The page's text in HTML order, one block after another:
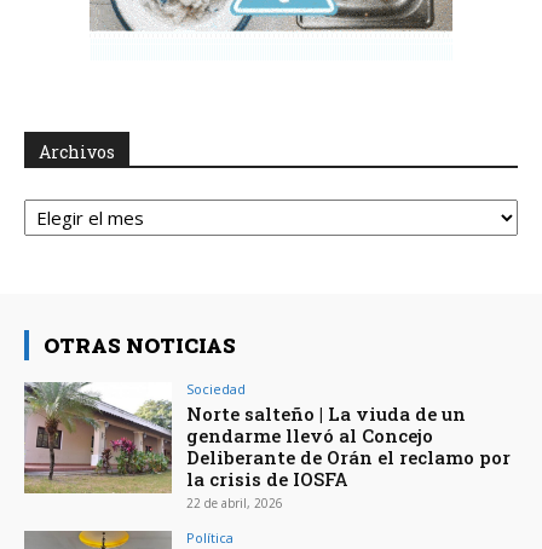
Archivos
Archivos
OTRAS NOTICIAS
Sociedad
Norte salteño | La viuda de un
gendarme llevó al Concejo
Deliberante de Orán el reclamo por
la crisis de IOSFA
22 de abril, 2026
Política